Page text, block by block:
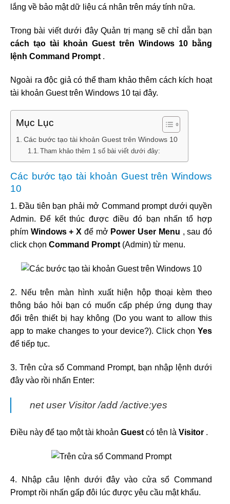
lắng về bảo mật dữ liệu cá nhân trên máy tính nữa.
Trong bài viết dưới đây Quản trị mạng sẽ chỉ dẫn bạn
cách tạo tài khoản Guest trên Windows 10 bằng
lệnh Command Prompt .
Ngoài ra độc giả có thể tham khảo thêm cách kích hoạt
tài khoản Guest trên Windows 10 tại đây.
Mục Lục
Các bước tạo tài khoản Guest trên Windows 10
Tham khảo thêm 1 số bài viết dưới đây:
Các bước tạo tài khoản Guest trên Windows
10
1. Đầu tiên bạn phải mở Command prompt dưới quyền
Admin. Để kết thúc được điều đó bạn nhấn tổ hợp
phím Windows + X để mở Power User Menu , sau đó
click chọn Command Prompt (Admin) từ menu.
2. Nếu trên màn hình xuất hiện hộp thoại kèm theo
thông báo hỏi bạn có muốn cấp phép ứng dụng thay
đổi trên thiết bị hay không (Do you want to allow this
app to make changes to your device?). Click chọn Yes
để tiếp tục.
3. Trên cửa sổ Command Prompt, bạn nhập lệnh dưới
đây vào rồi nhấn Enter:
net user Visitor /add /active:yes
Điều này để tạo một tài khoản Guest có tên là Visitor .
4. Nhập câu lệnh dưới đây vào cửa sổ Command
Prompt rồi nhấn gấp đôi lúc được yêu cầu mật khẩu.